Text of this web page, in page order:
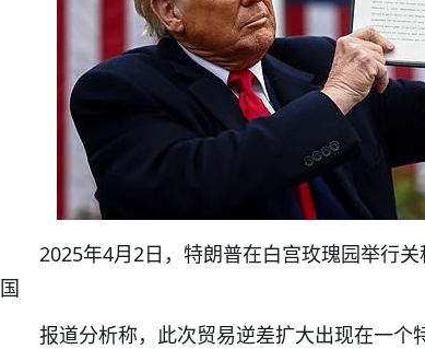
2025年4月2日，特朗普在白宫玫瑰园举行
国
报道分析称，此次贸易逆差扩大出现在一